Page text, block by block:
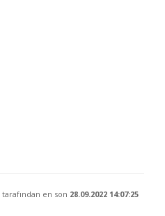
tarafından en son 28.09.2022 14:07:25